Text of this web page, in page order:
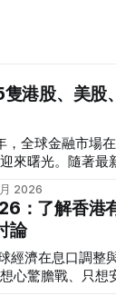
港股、美股
，全球金融市場
來曙光。隨著最
，如何
生穩定現金流的
本文特別為您搜
股及基金三大領
的潛在風險，助
2026
：了解香港
論
經濟在息口調整
心驚膽戰、只想